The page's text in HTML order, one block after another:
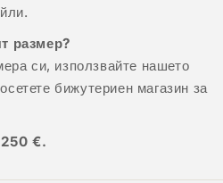
размер?
си, използвайте нашето
бижутериен магазин за
250 €.